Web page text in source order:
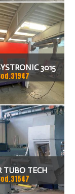
3015
TUBO TECH
FL 250